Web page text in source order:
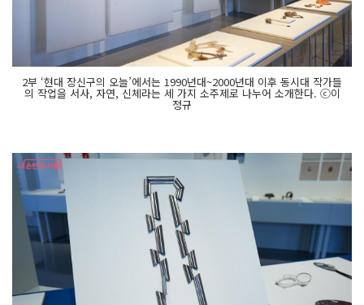
2부 ‘현대 장신구의 오늘’에서는 1990년대~2000년대 이후 동시대 작가들
의 작업을 서사, 자연, 신체라는 세 가지 소주제로 나누어 소개한다. ⓒ이
정규